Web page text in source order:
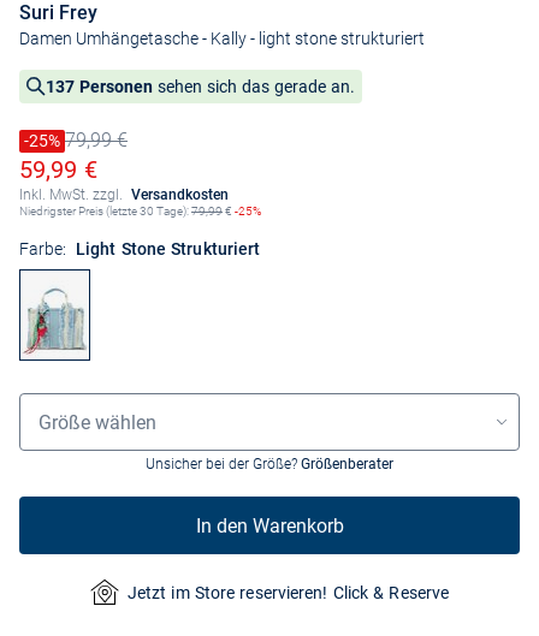
Suri Frey
Damen Umhängetasche - Kally- light stone strukturiert
137 Personen sehen sich das gerade an.
Preis reduziert um
-25%
Alter Preis79,99 €
Ermäßigter Preis
59,99 €
Inkl. MwSt. zzgl. Versandkosten
Niedrigster Preis (letzte 30 Tage):79,99€ -25%
Farbe: Light Stone Strukturiert
Grössenauswahl
Größe wählen
Unsicher bei der Größe? Größenberater
In den Warenkorb
Jetzt im Store reservieren! Click & Reserve